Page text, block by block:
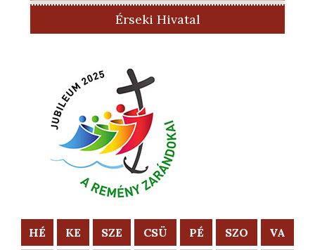
Érseki Hivatal
HÉ KE SZE CSÜ PÉ SZO VA